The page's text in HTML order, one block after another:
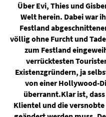
Über Evi, Thies und
Welt herein. Dabei war
Festland
völlig ohne Furcht und
zum Festland
verrücktesten
Existenzgründern, ja
von einer Hollywood-
überrannt.Klar ist,
Klientel und die